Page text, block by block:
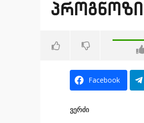
პროგნოზი
Facebook
ვერძი